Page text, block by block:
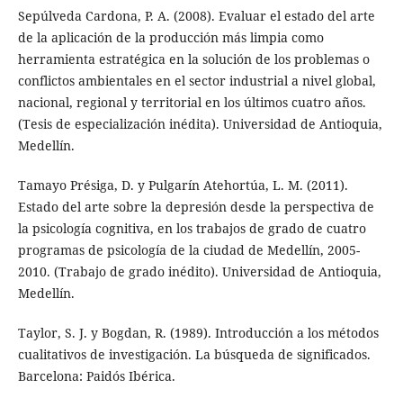
Sepúlveda Cardona, P. A. (2008). Evaluar el estado del arte
de la aplicación de la producción más limpia como
herramienta estratégica en la solución de los problemas o
conflictos ambientales en el sector industrial a nivel global,
nacional, regional y territorial en los últimos cuatro años.
(Tesis de especialización inédita). Universidad de Antioquia,
Medellín.
Tamayo Présiga, D. y Pulgarín Atehortúa, L. M. (2011).
Estado del arte sobre la depresión desde la perspectiva de
la psicología cognitiva, en los trabajos de grado de cuatro
programas de psicología de la ciudad de Medellín, 2005-
2010. (Trabajo de grado inédito). Universidad de Antioquia,
Medellín.
Taylor, S. J. y Bogdan, R. (1989). Introducción a los métodos
cualitativos de investigación. La búsqueda de significados.
Barcelona: Paidós Ibérica.